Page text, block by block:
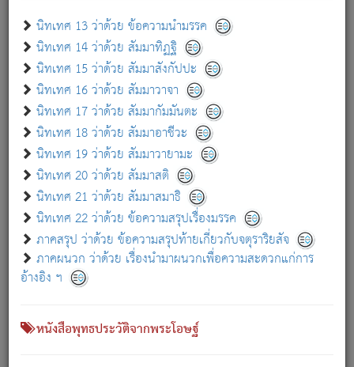
นิทเทศ 13 ว่าด้วย ข้อความนำมรรค
นิทเทศ 14 ว่าด้วย สัมมาทิฏฐิ
นิทเทศ 15 ว่าด้วย สัมมาสังกัปปะ
นิทเทศ 16 ว่าด้วย สัมมาวาจา
นิทเทศ 17 ว่าด้วย สัมมากัมมันตะ
นิทเทศ 18 ว่าด้วย สัมมาอาชีวะ
นิทเทศ 19 ว่าด้วย สัมมาวายามะ
นิทเทศ 20 ว่าด้วย สัมมาสติ
นิทเทศ 21 ว่าด้วย สัมมาสมาธิ
นิทเทศ 22 ว่าด้วย ข้อความสรุปเรื่องมรรค
ภาคสรุป ว่าด้วย ข้อความสรุปท้ายเกี่ยวกับจตุราริยสัจ
ภาคผนวก ว่าด้วย เรื่องนำมาผนวกเพื่อความสะดวกแก่การ
อ้างอิง ฯ
หนังสือพุทธประวัติจากพระโอษฐ์
เกี่ยวกับธรรมโฆษณ์ออนไลน์ (Disclaimer)
แม้ระบบ "ธรรมโฆษณ์ออนไลน์" พยายามปรับปรุงข้อมูลให้ถูกต้องมากที่สุด
ผู้ศึกษาก็พึงตรวจสอบกับตัวเล่มหนังสือต้นฉบับ ที่มีการพิมพ์ครั้งล่าสุด
ก่อนนำข้อมูลไปใช้ในการอ้างอิง"
เกี่ยวกับอัตถจารี|เกี่ยวกับการพัฒนา|แจ้งข้อผิดพลาด / แนะนำ
หนังสือที่เกี่ยวข้อง